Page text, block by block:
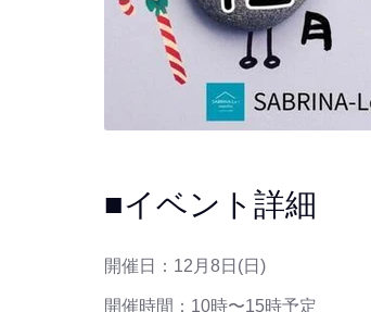
■イベント詳細
開催日： 12月8日(日)
開催時間：10時〜15時予定⁡